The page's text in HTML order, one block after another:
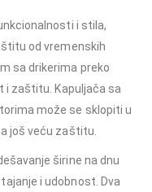
i stila,
od vremenskih
sa drikerima preko
zaštitu. Kapuljača sa
može se sklopiti u
još veću zaštitu.
širine na dnu
i udobnost. Dva